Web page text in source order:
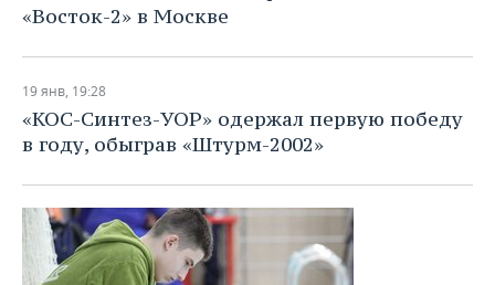
«Восток-2» в Москве
19 янв, 19:28
«КОС-Синтез-УОР» одержал первую победу
в году, обыграв «Штурм-2002»